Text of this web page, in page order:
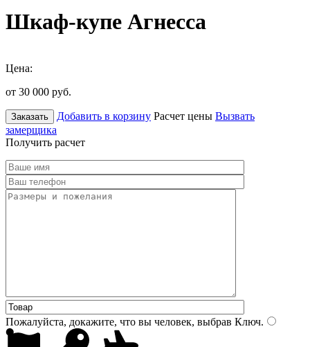
Шкаф-купе Агнесса
Цена:
от 30 000 руб.
Заказать Добавить в корзину Расчет цены Вызвать
замерщика
Получить расчет
Пожалуйста, докажите, что вы человек, выбрав Ключ.